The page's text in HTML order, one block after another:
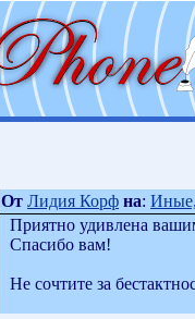
От Лидия Корф на: Иные,
Приятно удивлена
Спасибо вам!
Не сочтите за